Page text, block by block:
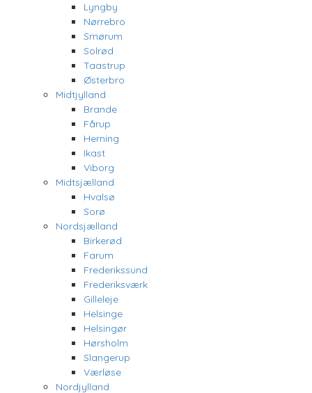
Lyngby
Nørrebro
Smørum
Solrød
Taastrup
Østerbro
Midtjylland
Brande
Fårup
Herning
Ikast
Viborg
Midtsjælland
Hvalsø
Sorø
Nordsjælland
Birkerød
Farum
Frederikssund
Frederiksværk
Gilleleje
Helsinge
Helsingør
Hørsholm
Slangerup
Værløse
Nordjylland